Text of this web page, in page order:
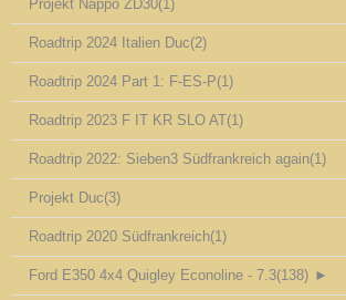
Projekt Nappo ZD30(1)
Roadtrip 2024 Italien Duc(2)
Roadtrip 2024 Part 1: F-ES-P(1)
Roadtrip 2023 F IT KR SLO AT(1)
Roadtrip 2022: Sieben3 Südfrankreich again(1)
Projekt Duc(3)
Roadtrip 2020 Südfrankreich(1)
Ford E350 4x4 Quigley Econoline - 7.3(138) ►